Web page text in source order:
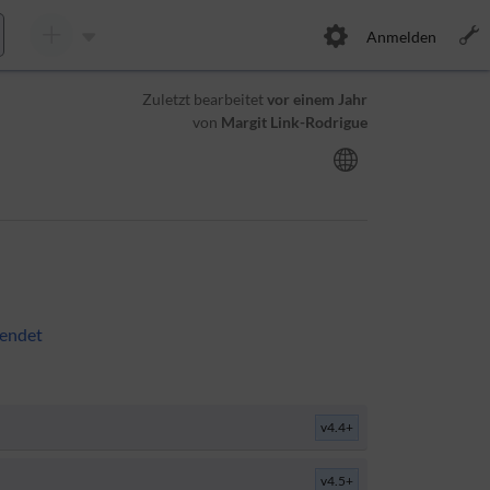
Anmelden
Zuletzt bearbeitetvor einem Jahr
von Margit Link-Rodrigue
v4.4+
v4.5+